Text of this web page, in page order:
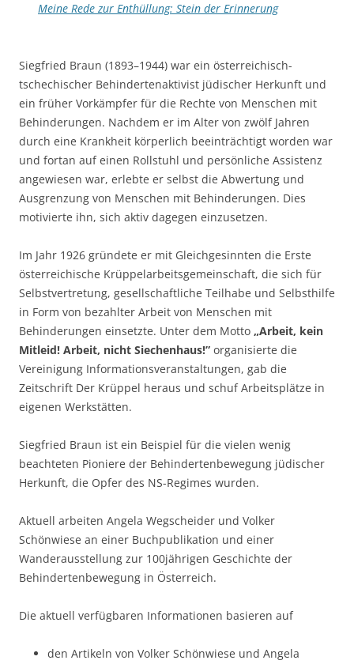
Meine Rede zur Enthüllung: Stein der Erinnerung
Siegfried Braun (1893–1944) war ein österreichisch-
tschechischer Behindertenaktivist jüdischer Herkunft und
ein früher Vorkämpfer für die Rechte von Menschen mit
Behinderungen. Nachdem er im Alter von zwölf Jahren
durch eine Krankheit körperlich beeinträchtigt worden war
und fortan auf einen Rollstuhl und persönliche Assistenz
angewiesen war, erlebte er selbst die Abwertung und
Ausgrenzung von Menschen mit Behinderungen. Dies
motivierte ihn, sich aktiv dagegen einzusetzen.
Im Jahr 1926 gründete er mit Gleichgesinnten die Erste
österreichische Krüppelarbeitsgemeinschaft, die sich für
Selbstvertretung, gesellschaftliche Teilhabe und Selbsthilfe
in Form von bezahlter Arbeit von Menschen mit
Behinderungen einsetzte. Unter dem Motto „Arbeit, kein
Mitleid! Arbeit, nicht Siechenhaus!” organisierte die
Vereinigung Informationsveranstaltungen, gab die
Zeitschrift Der Krüppel heraus und schuf Arbeitsplätze in
eigenen Werkstätten.
Siegfried Braun ist ein Beispiel für die vielen wenig
beachteten Pioniere der Behindertenbewegung jüdischer
Herkunft, die Opfer des NS-Regimes wurden.
Aktuell arbeiten Angela Wegscheider und Volker
Schönwiese an einer Buchpublikation und einer
Wanderausstellung zur 100jährigen Geschichte der
Behindertenbewegung in Österreich.
Die aktuell verfügbaren Informationen basieren auf
den Artikeln von Volker Schönwiese und Angela